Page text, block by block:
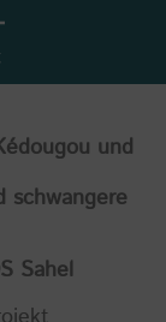
und
schwangere
Sahel